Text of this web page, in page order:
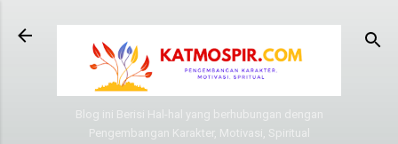
Langsung ke konten utama
Blog ini Berisi Hal-hal yang berhubungan dengan
Pengembangan Karakter, Motivasi, Spiritual